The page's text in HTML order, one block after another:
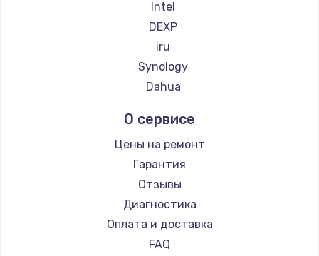
1500 руб.
Замена температурного датчика
2500 руб.
Заказать
Замена электроконфорки
1300 руб.
Техобслуживание
900 руб.
Intel
DEXP
iru
Synology
Dahua
О сервисе
Цены на ремонт
Гарантия
Отзывы
Диагностика
Оплата и доставка
FAQ